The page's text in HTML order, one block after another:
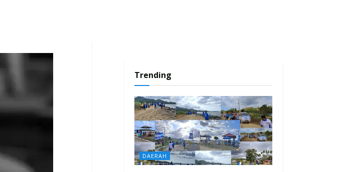
Trending
DAERAH